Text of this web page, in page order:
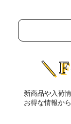
＼
新商品や入荷
お得な情報か